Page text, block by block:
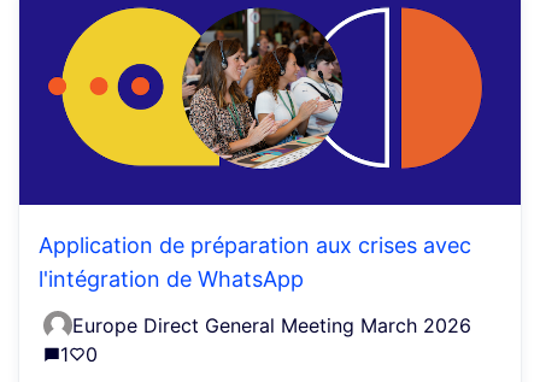
Application de préparation aux crises avec
l'intégration de WhatsApp
Europe Direct General Meeting March 2026
1
0